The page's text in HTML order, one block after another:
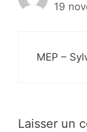
19
MEP –
Laisser un